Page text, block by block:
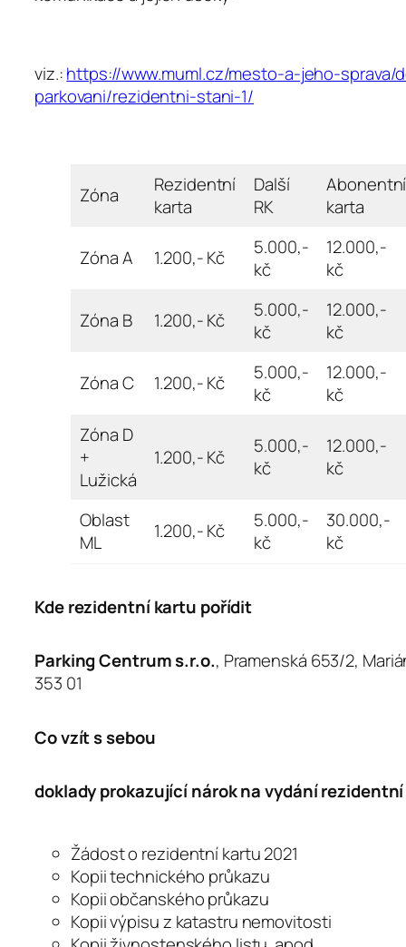
viz.:https://www.muml.cz/mesto-a-jeho-sprava/
parkovani/rezidentni-stani-1/
Zóna
Rezidentní
karta
Další
RK
Abonentní
karta
Zóna A 1.200,- Kč
5.000,-
kč
12.000,-
kč
Zóna B 1.200,- Kč
5.000,-
kč
12.000,-
kč
Zóna C 1.200,- Kč
5.000,-
kč
12.000,-
kč
Zóna D
+
Lužická
1.200,- Kč
5.000,-
kč
12.000,-
kč
Oblast
ML
1.200,- Kč
5.000,-
kč
30.000,-
kč
Kde rezidentní kartu pořídit
Parking Centrum s.r.o., Pramenská 653/2,
353 01
Co vzít s sebou
doklady prokazující nárok na vydání
Žádost o rezidentní kartu 2021
Kopii technického průkazu
Kopii občanského průkazu
Kopii výpisu z katastru nemovitosti